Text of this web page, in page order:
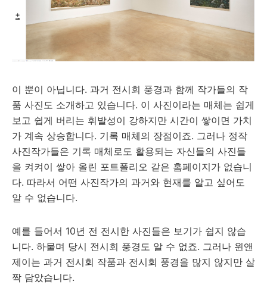
이 뿐이 아닙니다. 과거 전시회 풍경과 함께 작가들의 작
품 사진도 소개하고 있습니다. 이 사진이라는 매체는 쉽게
보고 쉽게 버리는 휘발성이 강하지만 시간이 쌓이면 가치
가 계속 상승합니다. 기록 매체의 장점이죠. 그러나 정작
사진작가들은 기록 매체로도 활용되는 자신들의 사진들
을 켜켜이 쌓아 올린 포트폴리오 같은 홈페이지가 없습니
다. 따라서 어떤 사진작가의 과거와 현재를 알고 싶어도
알 수 없습니다.
예를 들어서 10년 전 전시한 사진들은 보기가 쉽지 않습
니다. 하물며 당시 전시회 풍경도 알 수 없죠. 그러나 윈앤
제이는 과거 전시회 작품과 전시회 풍경을 많지 않지만 살
짝 담았습니다.